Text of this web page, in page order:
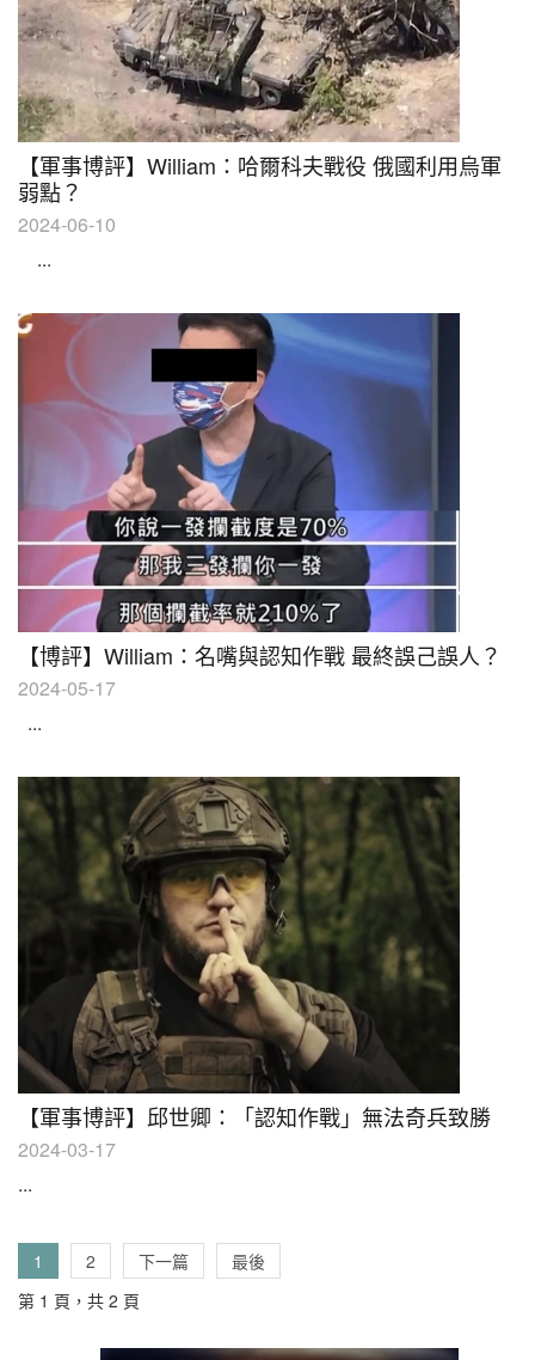
【軍事博評】William：哈爾科夫戰役 俄國利用烏軍
弱點？
2024-06-10
...
【博評】William：名嘴與認知作戰 最終誤己誤人？
2024-05-17
...
【軍事博評】邱世卿：「認知作戰」無法奇兵致勝
2024-03-17
...
1 2 下一篇
最後
第 1 頁，共 2 頁